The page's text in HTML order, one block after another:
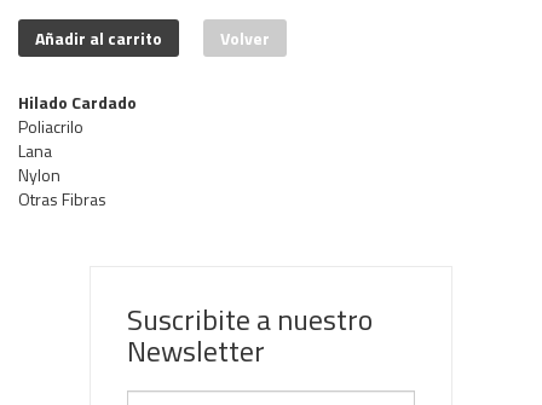
Añadir al carrito Volver
Hilado Cardado
Poliacrilo
Lana
Nylon
Otras Fibras
Suscribite a nuestro
Newsletter